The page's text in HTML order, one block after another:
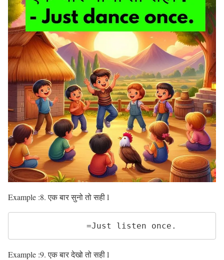
Example :8. एक बार सुनो तो सही l
              =Just listen once.
Example :9. एक बार देखो तो सही l